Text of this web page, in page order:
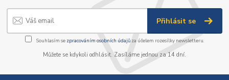
Přihlásit se
Souhlasím se zpracováním osobních údajůza účelem rozesílky newsletteru.
Můžete se kdykoli odhlásit. Zasíláme jednou za 14 dní.